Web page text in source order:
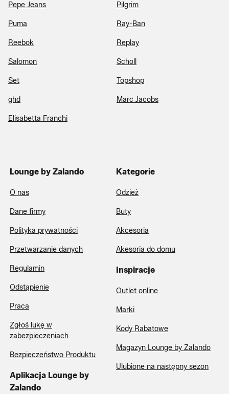
Pepe Jeans Pilgrim
Puma Ray-Ban
Reebok Replay
Salomon Scholl
Set Topshop
ghd Marc Jacobs
Elisabetta Franchi
Lounge by Zalando
O nas
Dane firmy
Polityka prywatności
Przetwarzanie danych
Regulamin
Odstąpienie
Praca
Zgłoś lukę w
zabezpieczeniach
Bezpieczeństwo Produktu
Aplikacja Lounge by
Zalando
Kategorie
Odzież
Buty
Akcesoria
Akesoria do domu
Inspiracje
Outlet online
Marki
Kody Rabatowe
Magazyn Lounge by Zalando
Ulubione na następny sezon